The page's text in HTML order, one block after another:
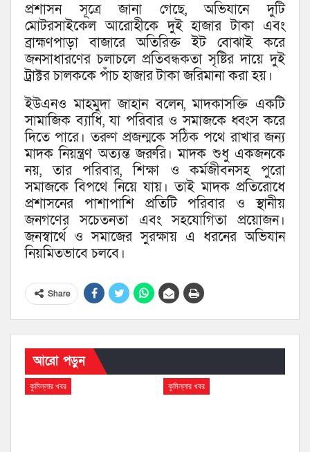
প্রশাসন সূত্রে জানা গেছে, অভিযানে দুটি
মোটরসাইকেল আরোহীকে দুই হাজার টাকা এবং
ব্রাহ্মণপাড়া বাজারে অতিরিক্ত ইট বোঝাই করে
জনসাধারণের চলাচলে প্রতিবন্ধকতা সৃষ্টির দায়ে দুই
ট্রাক্টর চালককে পাঁচ হাজার টাকা জরিমানা করা হয়।
ইউএনও মাহমুদা জাহান বলেন, মাদকাসক্তি একটি
সামাজিক ব্যাধি, যা পরিবার ও সমাজকে ধ্বংস করে
দিতে পারে। তরুণ প্রজন্মকে সঠিক পথে রাখার জন্য
মাদক নিয়ন্ত্রণ অত্যন্ত জরুরি। মাদক শুধু একজনকে
নয়, তার পরিবার, শিক্ষা ও কর্মজীবনসহ পুরো
সমাজকে বিপথে নিয়ে যায়। তাই মাদক প্রতিরোধে
প্রশাসনের পাশাপাশি প্রতিটি পরিবার ও স্থানীয়
জনগণের সচেতনতা এবং সহযোগিতা প্রয়োজন।
জনস্বার্থে ও সমাজের সুরক্ষায় এ ধরনের অভিযান
নিয়মিতভাবে চলবে।
Share
আরো পড়ুন
কুমিল্লার খবর কুমিল্লার খবর